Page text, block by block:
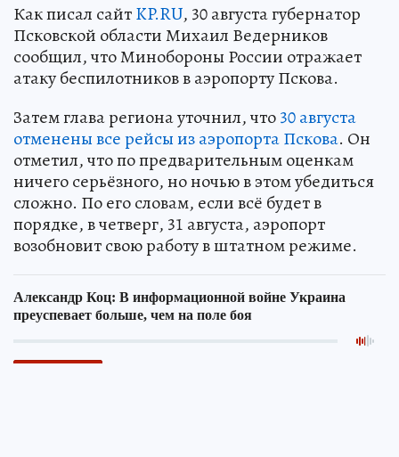
Как писал сайтKP.RU, 30 августа губернатор
Псковской области Михаил Ведерников
сообщил, что Минобороны России отражает
атаку беспилотников в аэропорту Пскова.
Затем глава региона уточнил, что30 августа
отменены все рейсы из аэропорта Пскова. Он
отметил, что по предварительным оценкам
ничего серьёзного, но ночью в этом убедиться
сложно. По его словам, если всё будет в
порядке, в четверг, 31 августа, аэропорт
возобновит свою работу в штатном режиме.